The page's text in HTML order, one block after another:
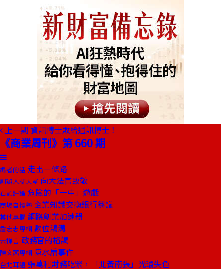
上一期 資訊博士敗給通訊博士！
《商業周刊》第 660 期
編者的話 走出一條路
創辦人聊天室 向大法官致敬
石頭評論 危險的「一中」遊戲
商場自慢塾 企業知識交換銀行芻議
其他專欄 網路創業加速器
詹宏志專欄 數位鴻溝
去梯言 政務官的格調
陳文茜專欄 陳水扁事件
台北耳語 張萬利財務吃緊，「北黃南張」光環失色